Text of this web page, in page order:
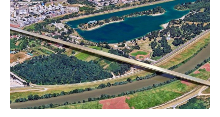
Maqedonia
e Veriut
Serbia
Sllovenia
Business &
Economy
Sllovenia
Business &
Economy
Historitë
e